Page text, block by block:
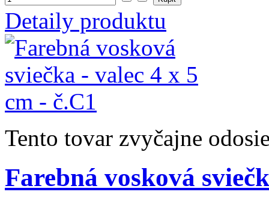
Detaily produktu
Tento tovar zvyčajne
Farebná vosková